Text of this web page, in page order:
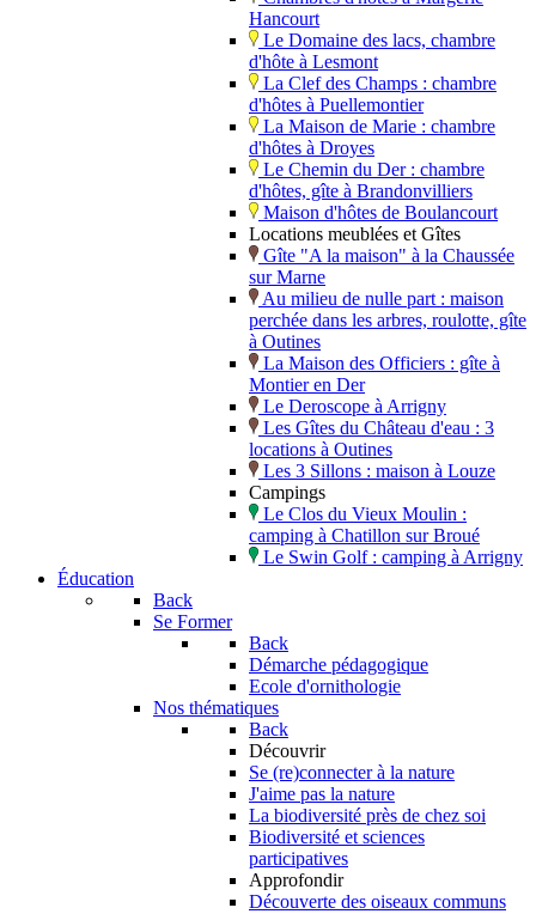
Hancourt
Le Domaine des lacs, chambre
d'hôte à Lesmont
La Clef des Champs : chambre
d'hôtes à Puellemontier
La Maison de Marie : chambre
d'hôtes à Droyes
Le Chemin du Der : chambre
d'hôtes, gîte à Brandonvilliers
Maison d'hôtes de Boulancourt
Locations meublées et Gîtes
Gîte "A la maison" à la Chaussée
sur Marne
Au milieu de nulle part : maison
perchée dans les arbres, roulotte, gîte
à Outines
La Maison des Officiers : gîte à
Montier en Der
Le Deroscope à Arrigny
Les Gîtes du Château d'eau : 3
locations à Outines
Les 3 Sillons : maison à Louze
Campings
Le Clos du Vieux Moulin :
camping à Chatillon sur Broué
Le Swin Golf : camping à Arrigny
Éducation
Back
Se Former
Back
Démarche pédagogique
Ecole d'ornithologie
Nos thématiques
Back
Découvrir
Se (re)connecter à la nature
J'aime pas la nature
La biodiversité près de chez soi
Biodiversité et sciences
participatives
Approfondir
Découverte des oiseaux communs